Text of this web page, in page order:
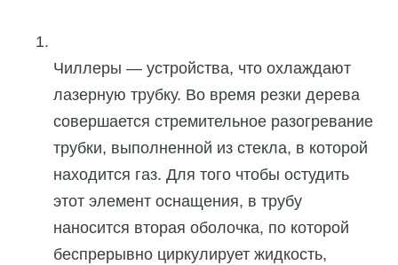
Чиллеры — устройства, что охлаждают
лазерную трубку. Во время резки дерева
совершается стремительное разогревание
трубки, выполненной из стекла, в которой
находится газ. Для того чтобы остудить
этот элемент оснащения, в трубу
наносится вторая оболочка, по которой
беспрерывно циркулирует жидкость,